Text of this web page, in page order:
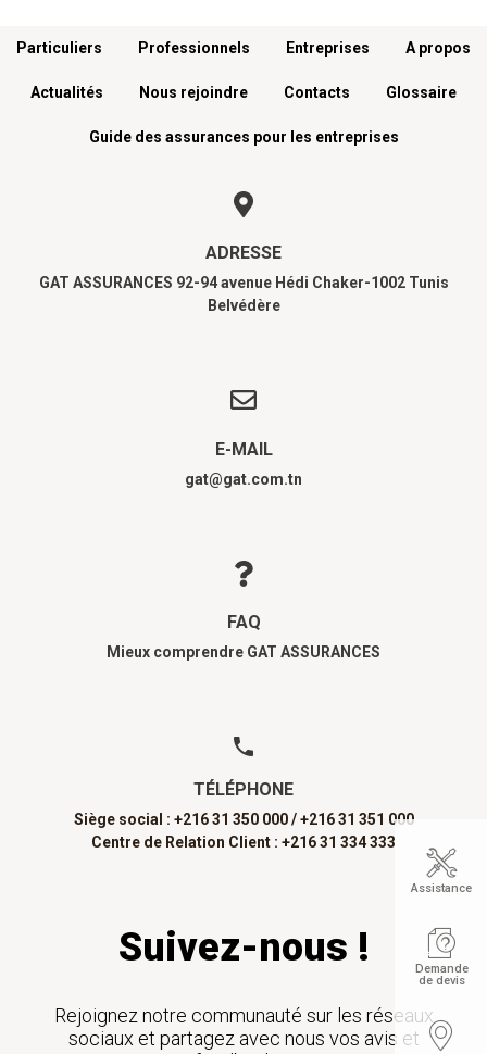
Menu footer
Particuliers Professionnels Entreprises A propos
Actualités Nous rejoindre Contacts Glossaire
Guide des assurances pour les entreprises
ADRESSE
GAT ASSURANCES 92-94 avenue Hédi Chaker-1002 Tunis
Belvédère
E-MAIL
gat@gat.com.tn
FAQ
Mieux comprendre GAT ASSURANCES
TÉLÉPHONE
Siège social : +216 31 350 000 / +216 31 351 000
Centre de Relation Client : +216 31 334 333
Suivez-nous !
Rejoignez notre communauté sur les réseaux
sociaux et partagez avec nous vos avis et
Assistance
Demande
de devis